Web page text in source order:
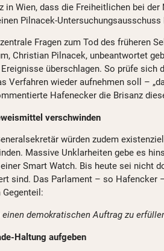
in Wien, dass die Freiheitlichen bei
Pilnacek-Untersuchungsausschuss
Fragen zum Tod des früheren
Christian Pilnacek, unbeantwortet
überschlagen. So prüfe sich
Verfahren wieder aufnehmen soll –
Hafenecker die Brisanz
verschwinden
würden zudem
Massive Unklarheiten gebe es
einer Smart Watch. Bis heute sei nicht
sind. Das Parlament – so Hafencker
einen demokratischen Auftrag zu
Haltung aufgeben